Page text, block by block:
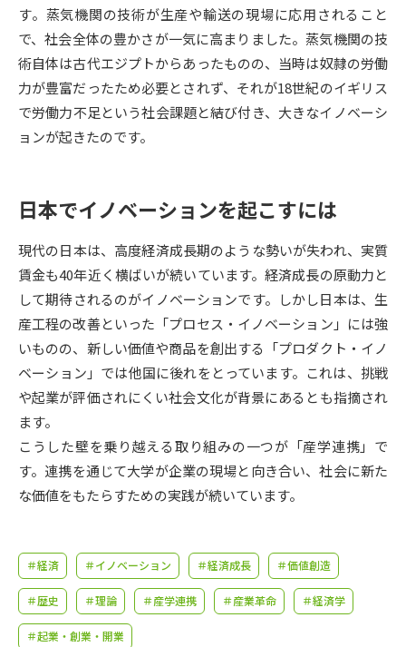
SELFBRAND特集ページ
オープンキャンパスなどを調べる
オープンキャンパス検索 実施プログラムから探す
受験準備 資料検索
志望校・出願校を調べる
併願校選び 受験スケジュールを立てよう
先輩が入学を決めた理由 テレメール全国一斉進学調査
新生活お役立ちガイド
大学で学びたい学問発見
す。蒸気機関の技術が生産や輸送の現場に応用されること
で、社会全体の豊かさが一気に高まりました。蒸気機関の技
術自体は古代エジプトからあったものの、当時は奴隷の労働
力が豊富だったため必要とされず、それが18世紀のイギリス
で労働力不足という社会課題と結び付き、大きなイノベーシ
ョンが起きたのです。
日本でイノベーションを起こすには
現代の日本は、高度経済成長期のような勢いが失われ、実質
賃金も40年近く横ばいが続いています。経済成長の原動力と
して期待されるのがイノベーションです。しかし日本は、生
産工程の改善といった「プロセス・イノベーション」には強
いものの、新しい価値や商品を創出する「プロダクト・イノ
ベーション」では他国に後れをとっています。これは、挑戦
や起業が評価されにくい社会文化が背景にあるとも指摘され
ます。
こうした壁を乗り越える取り組みの一つが「産学連携」で
す。連携を通じて大学が企業の現場と向き合い、社会に新た
な価値をもたらすための実践が続いています。
＃経済 ＃イノベーション ＃経済成長 ＃価値創造
＃歴史 ＃理論 ＃産学連携 ＃産業革命 ＃経済学
＃起業・創業・開業